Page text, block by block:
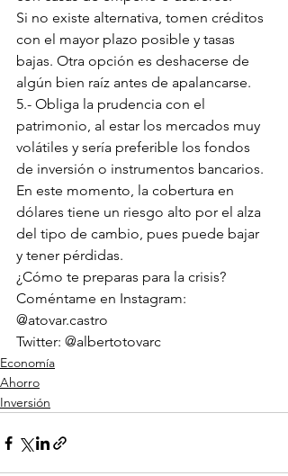
Si no existe alternativa, tomen créditos
con el mayor plazo posible y tasas
bajas. Otra opción es deshacerse de
algún bien raíz antes de apalancarse.
5.- Obliga la prudencia con el
patrimonio, al estar los mercados muy
volátiles y sería preferible los fondos
de inversión o instrumentos bancarios.
En este momento, la cobertura en
dólares tiene un riesgo alto por el alza
del tipo de cambio, pues puede bajar
y tener pérdidas.
¿Cómo te preparas para la crisis?
Coméntame en Instagram:
@atovar.castro
Twitter: @albertotovarc
Economía
Ahorro
Inversión